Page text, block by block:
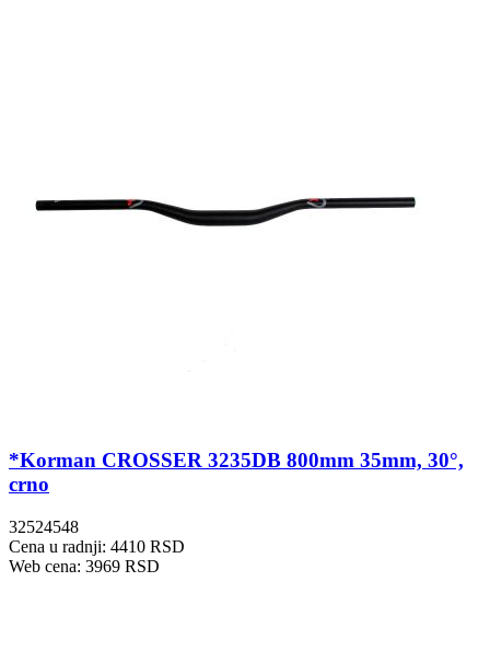
*Korman CROSSER 3235DB 800mm 35mm, 30°,
crno
32524548
Cena u radnji: 4410 RSD
Web cena: 3969 RSD